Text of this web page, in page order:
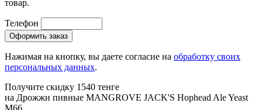
товар.
Телефон
Нажимая на кнопку, вы даете согласие на обработку своих
персональных данных.
Получите скидку 1540 тенге
на Дрожжи пивные MANGROVE JACK'S Hophead Ale Yeast